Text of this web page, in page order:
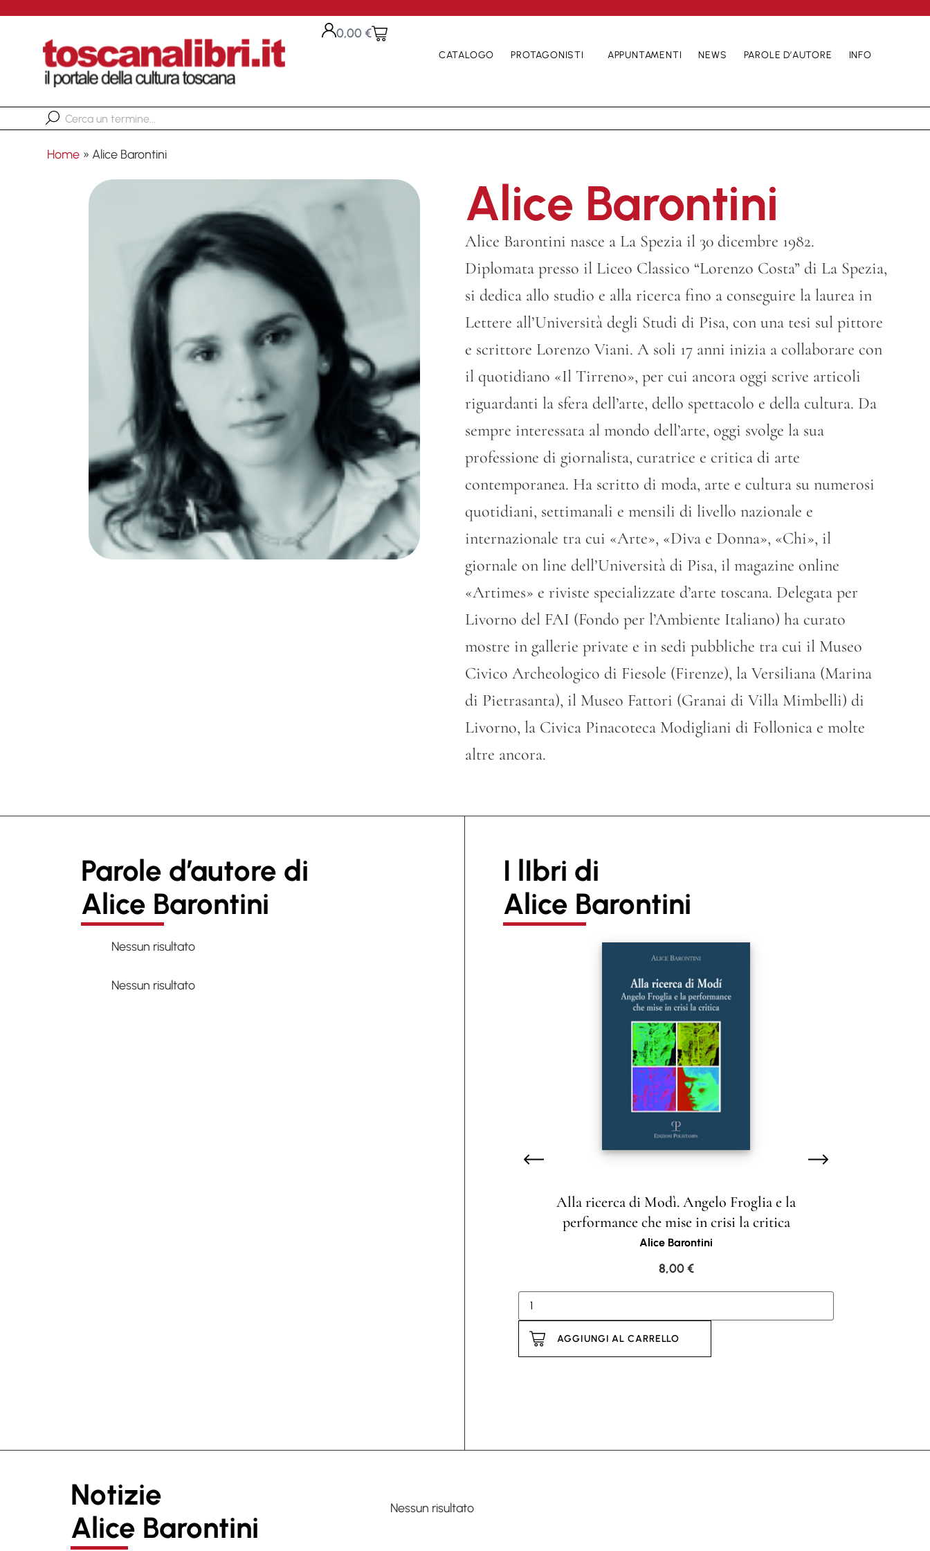
0,00€
CATALOGO PROTAGONISTI APPUNTAMENTI NEWS PAROLE D’AUTORE INFO
Home » Alice Barontini
Alice Barontini
Alice Barontini nasce a La Spezia il 30 dicembre 1982.
Diplomata presso il Liceo Classico “Lorenzo Costa” di La Spezia,
si dedica allo studio e alla ricerca fino a conseguire la laurea in
Lettere all’Università degli Studi di Pisa, con una tesi sul pittore
e scrittore Lorenzo Viani. A soli 17 anni inizia a collaborare con
il quotidiano «Il Tirreno», per cui ancora oggi scrive articoli
riguardanti la sfera dell’arte, dello spettacolo e della cultura. Da
sempre interessata al mondo dell’arte, oggi svolge la sua
professione di giornalista, curatrice e critica di arte
contemporanea. Ha scritto di moda, arte e cultura su numerosi
quotidiani, settimanali e mensili di livello nazionale e
internazionale tra cui «Arte», «Diva e Donna», «Chi», il
giornale on line dell’Università di Pisa, il magazine online
«Artimes» e riviste specializzate d’arte toscana. Delegata per
Livorno del FAI (Fondo per l’Ambiente Italiano) ha curato
mostre in gallerie private e in sedi pubbliche tra cui il Museo
Civico Archeologico di Fiesole (Firenze), la Versiliana (Marina
di Pietrasanta), il Museo Fattori (Granai di Villa Mimbelli) di
Livorno, la Civica Pinacoteca Modigliani di Follonica e molte
altre ancora.
Parole d’autore di
Alice Barontini
Nessun risultato
Nessun risultato
I lIbri di
Alice Barontini
Alla ricerca di Modì. Angelo Froglia e la
performance che mise in crisi la critica
Alice Barontini
8,00€
AGGIUNGI AL CARRELLO
Notizie
Alice Barontini
Nessun risultato